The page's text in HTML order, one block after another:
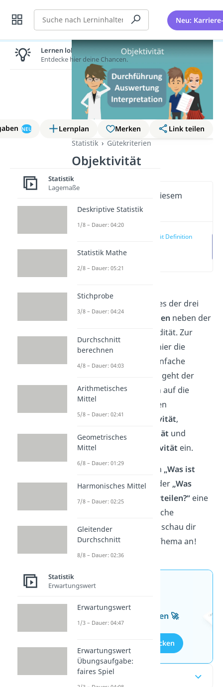
Suche Neu:
NEU Lernplan Merken
Link teilen
Statistik
Gütekriterien
Objektivität
Wichtige Inhalte in diesem
Video
Objektivität Definition
Objektivität
als eines der drei
wichtigsten
Gütekriterien neben der
Reliabilität und der Validität. Zur
Einführung findest du hier die
Definition sowie eine einfache
Erklärung. Im Hauptteil geht der
Beitrag außerdem noch auf die
wichtigen Ausprägungen
Durchführungsobjektivität,
Auswertungsobjektivität und
Interpretationsobjektivität ein.
Wenn du auf die Fragen „Was ist
objektiv betrachtet“
oder „Was
bedeutet objektiv beurteilen?“ eine
verständliche und einfache
Erklärung suchst, dann schau dir
jetzt unserVideo zum Thema an!
Jetzt neu: Teste dein
kostenlosen Aufgaben 🚀
Aufgaben entdecken
Inhaltsübersicht
Lernen lohnt sich!
Entdecke hier deine Chancen.
Statistik
Lagemaße
Deskriptive Statistik
1/8 – Dauer: 04:20
Statistik Mathe
2/8 – Dauer: 05:21
Stichprobe
3/8 – Dauer: 04:24
Durchschnitt
berechnen
4/8 – Dauer: 04:03
Arithmetisches
Mittel
5/8 – Dauer: 02:41
Geometrisches
Mittel
6/8 – Dauer: 01:29
Harmonisches Mittel
7/8 – Dauer: 02:25
Gleitender
Durchschnitt
8/8 – Dauer: 02:36
Statistik
Erwartungswert
Erwartungswert
1/3 – Dauer: 04:47
Erwartungswert
Übungsaufgabe:
faires Spiel